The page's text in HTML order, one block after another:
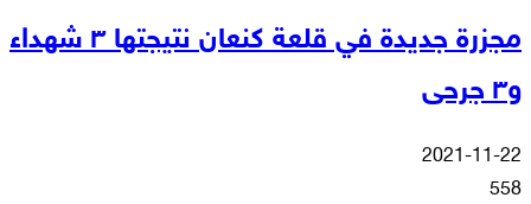
مجزرة جديدة في قلعة كنعان نتيجتها ٣ شهداء
و٣ جرحى
2021-11-22
558